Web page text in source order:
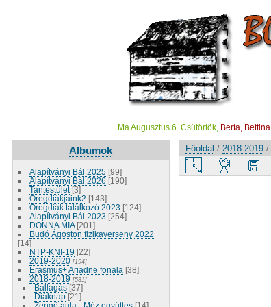
Ma Augusztus 6. Csütörtök, Berta, Bettina
Albumok
Alapítványi Bál 2025 [99]
Alapítványi Bál 2026 [190]
Tantestület [3]
Öregdiákjaink2 [143]
Öregdiák találkozó 2023 [124]
Alapítványi Bál 2023 [254]
DONNA MIA [201]
Budó Ágoston fizikaverseny 2022
[14]
NTP-KNI-19 [22]
2019-2020 [194]
Erasmus+ Ariadne fonala [38]
2018-2019 [531]
Ballagás [37]
Diáknap [21]
Főoldal / 2018-2019 /